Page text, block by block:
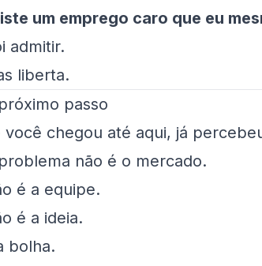
um emprego caro que eu
admitir.
liberta.
passo
você chegou até aqui, já
não é o mercado.
é a equipe.
é a ideia.
bolha.